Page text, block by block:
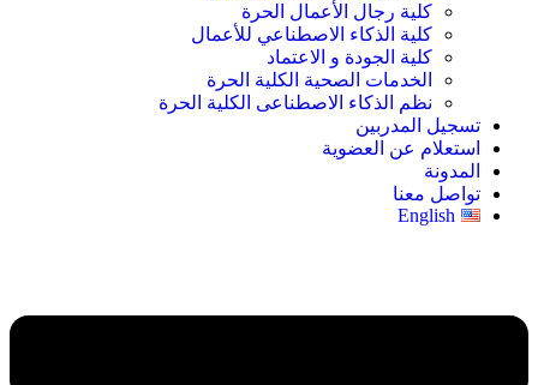
كلية رجال الأعمال الحرة
كلية الذكاء الاصطناعي للأعمال
كلية الجودة و الاعتماد
الخدمات الصحية الكلية الحرة
نظم الذكاء الاصطناعى الكلية الحرة
تسجيل المدربين
استعلام عن العضوية
المدونة
تواصل معنا
English